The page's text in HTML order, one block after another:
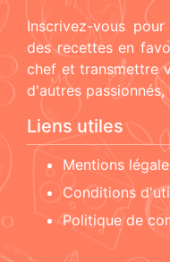
Inscrivez-vous
des recettes en
chef et transmettre
d'autres
Liens utiles
Mentions
Conditions
Politique de